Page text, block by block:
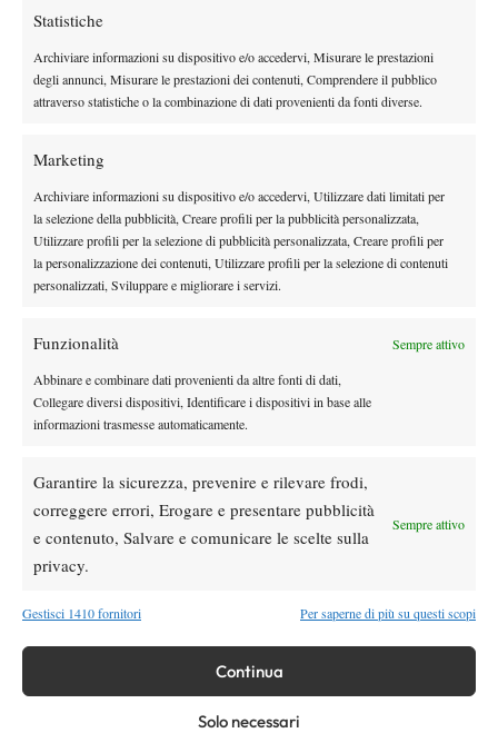
Statistiche
Archiviare informazioni su dispositivo e/o accedervi, Misurare le prestazioni
degli annunci, Misurare le prestazioni dei contenuti, Comprendere il pubblico
attraverso statistiche o la combinazione di dati provenienti da fonti diverse.
Marketing
Archiviare informazioni su dispositivo e/o accedervi, Utilizzare dati limitati per
la selezione della pubblicità, Creare profili per la pubblicità personalizzata,
Utilizzare profili per la selezione di pubblicità personalizzata, Creare profili per
la personalizzazione dei contenuti, Utilizzare profili per la selezione di contenuti
personalizzati, Sviluppare e migliorare i servizi.
Funzionalità Sempre attivo
Abbinare e combinare dati provenienti da altre fonti di dati,
Collegare diversi dispositivi, Identificare i dispositivi in base alle
informazioni trasmesse automaticamente.
Garantire la sicurezza, prevenire e rilevare frodi,
correggere errori, Erogare e presentare pubblicità
e contenuto, Salvare e comunicare le scelte sulla
privacy.
Sempre attivo
Gestisci 1410 fornitori Per saperne di più su questi scopi
Continua
Solo necessari
lascia il segno anche in doppio, grazie alla finale raggiunta dalla
coppia formata dalle 19enni Deborah Chiesa e Martina
affiatamento e una buona attitudine alla specialità. Dopo un
primo set comunque lottato, il secondo è stato poco più di una
formalità, con tanto di abbraccio finale a sancire l’approdo
all’ultimo atto. In tribuna, per seguire la fidanzata Chiesa, anche
il ventenne marchigiano Gianluigi Quinzi, ex numero 1 del
Domani le semifinali di singolo e la finale di doppio, con inizio
alle 14.30.
RISULTATI
Singolare, quarti di finale: Knapp b. Tomova (Bul) 6-3 6-0, Celik
(Ukr) 4-0 ritiro, Maleckova (Cze) b. Burger (Ned) 7-5 7-5.
Doppio, semifinali: Chiesa/Colmegna b. Gorgodze/Shapatava
(Geo) 6-4 6-1, Burger/Vogt (Ned/Lie) b. Matteucci/Eraydin 1-6
6-3 10/6.
Internazionali di Brescia
Itf Femminili Tennis Forza e Costanza